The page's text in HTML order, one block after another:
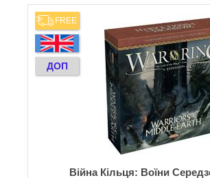
FREE
ДОП
Війна Кільця: Воїни